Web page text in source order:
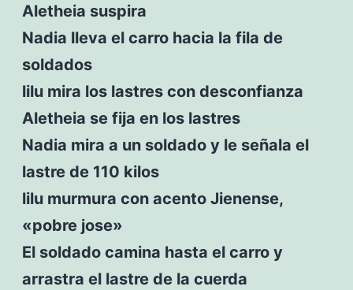
Aletheia suspira
Nadia lleva el carro hacia la fila de
soldados
lilu mira los lastres con desconfianza
Aletheia se fija en los lastres
Nadia mira a un soldado y le señala el
lastre de 110 kilos
lilu murmura con acento Jienense,
«pobre jose»
El soldado camina hasta el carro y
arrastra el lastre de la cuerda